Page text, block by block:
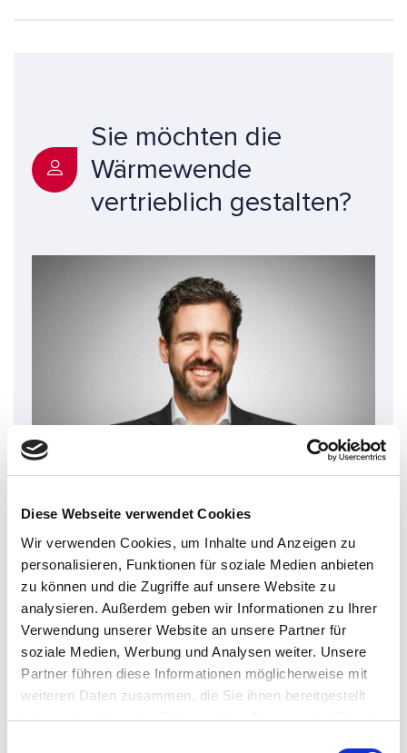
Diese Webseite verwendet Cookies
Wir verwenden Cookies, um Inhalte und Anzeigen zu
personalisieren, Funktionen für soziale Medien anbieten
zu können und die Zugriffe auf unsere Website zu
analysieren. Außerdem geben wir Informationen zu Ihrer
Verwendung unserer Website an unsere Partner für
soziale Medien, Werbung und Analysen weiter. Unsere
Partner führen diese Informationen möglicherweise mit
weiteren Daten zusammen, die Sie ihnen bereitgestellt
haben oder die sie im Rahmen Ihrer Nutzung der Dienste
Sie möchten die
Wärmewende
vertrieblich gestalten?
Stadtwerke, die ihre Kundenschnittstelle jetzt
konsequent weiterentwickeln, sichern sich
einen entscheidenden Vorsprung im
Wettbewerb um Wärmekunden. Ich unterstütze
Sie gerne dabei.
Gilles Schneider